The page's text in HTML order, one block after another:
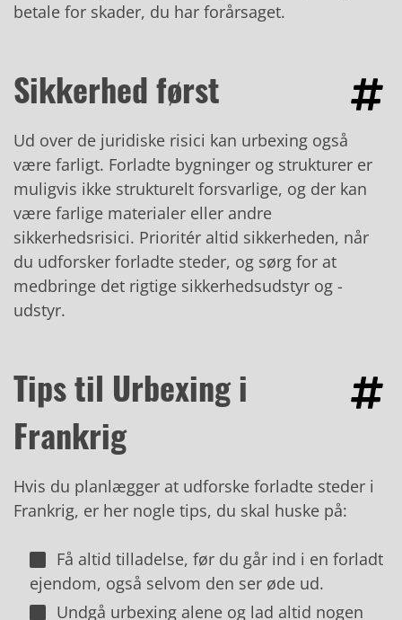
betale for skader, du har forårsaget.
Sikkerhed først
Ud over de juridiske risici kan urbexing også
være farligt. Forladte bygninger og strukturer er
muligvis ikke strukturelt forsvarlige, og der kan
være farlige materialer eller andre
sikkerhedsrisici. Prioritér altid sikkerheden, når
du udforsker forladte steder, og sørg for at
medbringe det rigtige sikkerhedsudstyr og -
udstyr.
Tips til Urbexing i
Frankrig
Hvis du planlægger at udforske forladte steder i
Frankrig, er her nogle tips, du skal huske på:
Få altid tilladelse, før du går ind i en forladt
ejendom, også selvom den ser øde ud.
Undgå urbexing alene og lad altid nogen